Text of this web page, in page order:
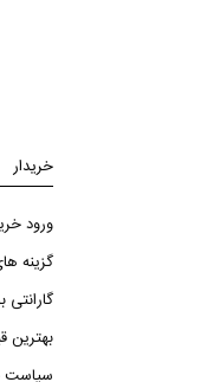
خریدار
ورود
گزینه
گارانتی
بهترین
سیاست